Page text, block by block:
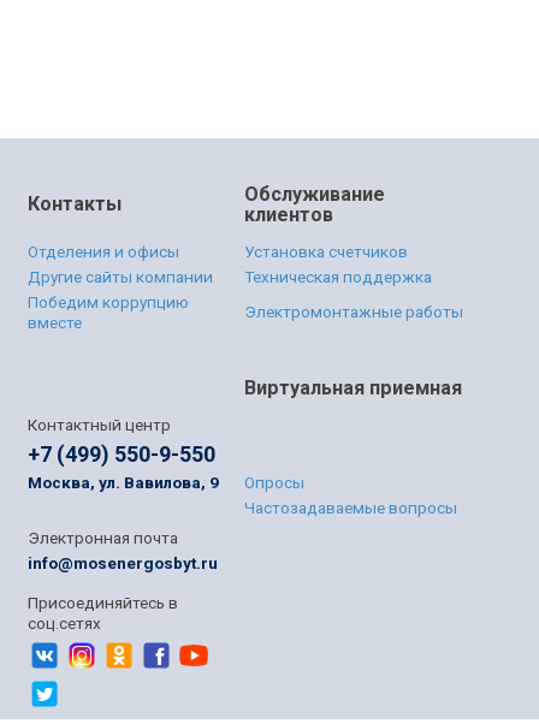
Контакты
Обслуживание
клиентов
Отделения и офисы
Установка счетчиков
Другие сайты компании
Техническая поддержка
Победим коррупцию
вместе
Электромонтажные работы
Виртуальная приемная
Контактный центр
+7 (499) 550-9-550
Москва, ул. Вавилова, 9
Опросы
Частозадаваемые вопросы
Электронная почта
info@mosenergosbyt.ru
Присоединяйтесь в
соц.сетях